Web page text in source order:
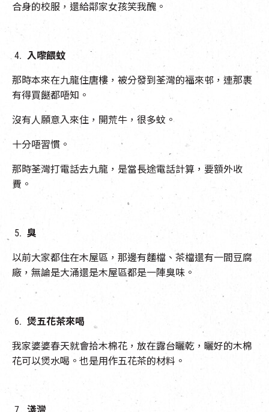
合身的校服，還給鄰家女孩笑我醜。
入嚟餵蚊
那時本來在九龍住唐樓，被分發到荃灣的福來邨，連那裹
有得買餸都唔知。
沒有人願意入來住，開荒牛，很多蚊。
十分唔習慣。
那時荃灣打電話去九龍，是當長途電話計算，要額外收
費。
臭
以前大家都住在木屋區，那邊有麵檔、茶檔還有一間豆腐
廠，無論是大涌還是木屋區都是一陣臭味。
煲五花茶來喝
我家婆婆春天就會拾木棉花，放在露台曬乾，曬好的木棉
花可以煲水喝。也是用作五花茶的材料。
淺灣